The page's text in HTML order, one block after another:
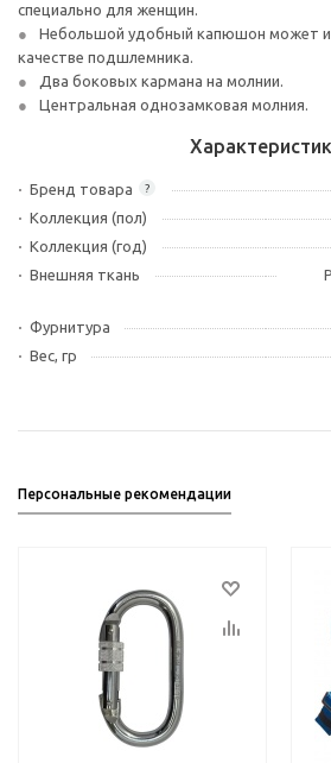
специально для женщин.
Небольшой удобный капюшон может
качестве подшлемника.
Два боковых кармана на молнии.
Центральная однозамковая молния.
?
Бренд товара
Коллекция (пол)
Коллекция (год)
Внешняя ткань
Фурнитура
Вес, гр
Персональные рекомендации